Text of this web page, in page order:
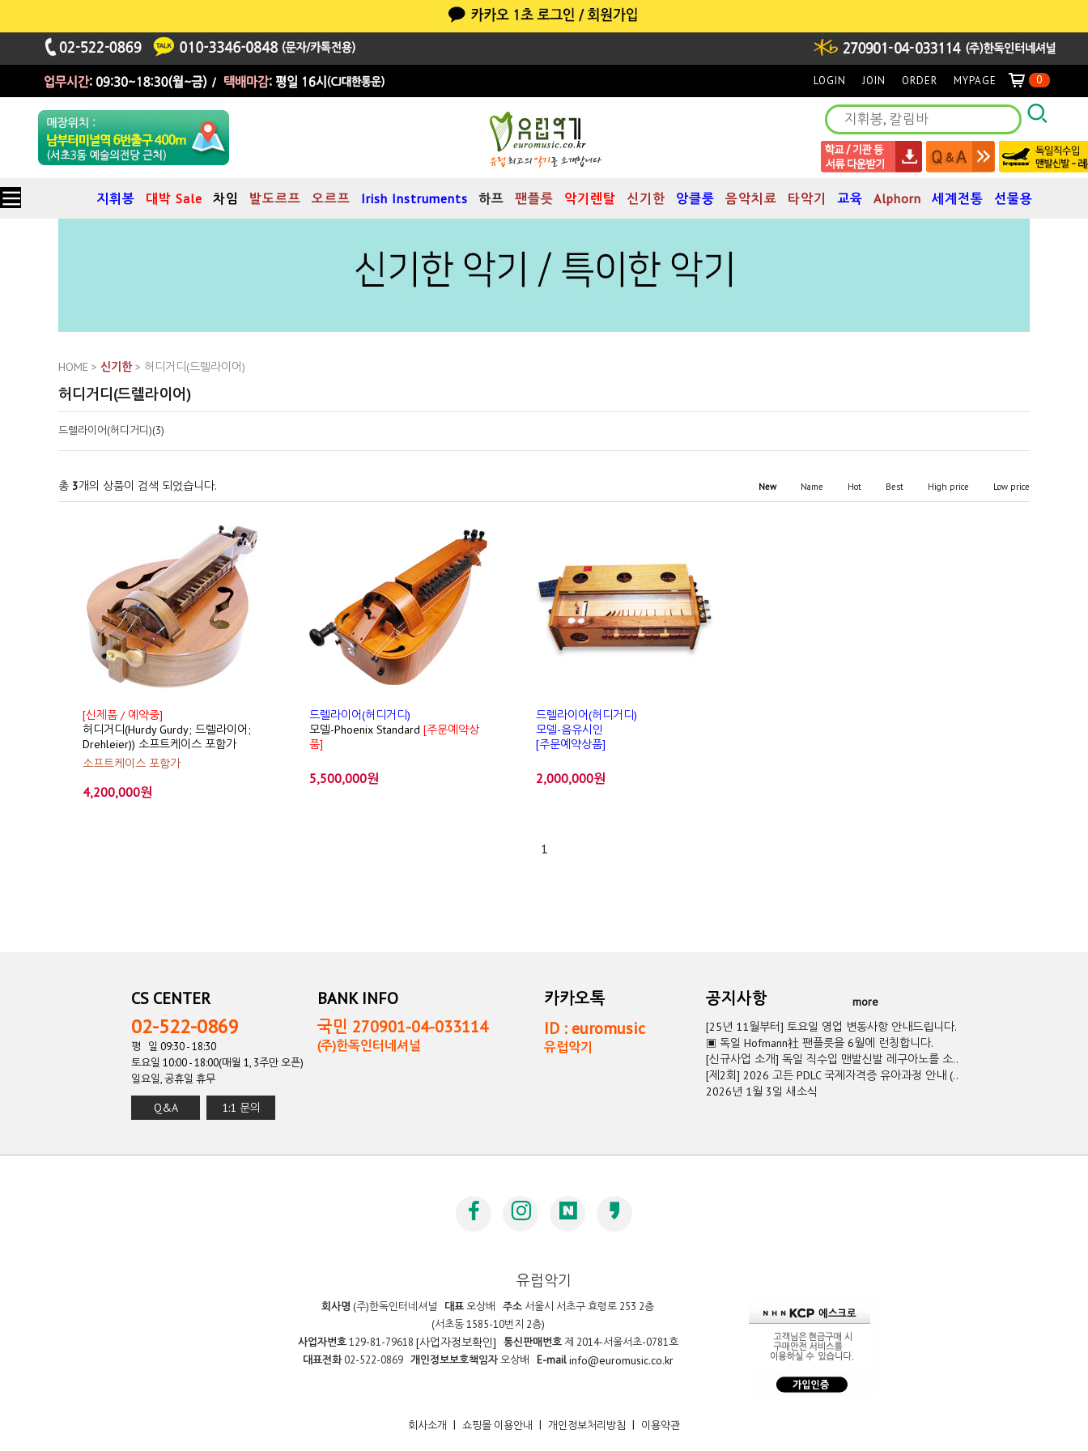
LOGIN JOIN ORDER MYPAGE 0
지휘봉 대박 Sale 차임 발도르프 오르프 Irish Instruments 하프 팬플릇 악기렌탈 신기한 앙클룽 음악치료 타악기 교육 Alphorn 세계전통 선물용
HOME > 신기한 > 허디거디(드렐라이어)
허디거디(드렐라이어)
드렐라이어(허디거디)(3)
총 3개의 상품이 검색 되었습니다. New Name Hot Best High price Low price
[신제품 / 예약중]
허디거디(Hurdy Gurdy; 드렐라이어;
Drehleier)) 소프트케이스 포함가
소프트케이스 포함가
4,200,000원
드렐라이어(허디거디)
모델-Phoenix Standard [주문예약상
품]
5,500,000원
드렐라이어(허디거디)
모델-음유시인
[주문예약상품]
2,000,000원
1
CS CENTER
02-522-0869
평 일 09:30 - 18:30
토요일 10:00 - 18:00(매월 1, 3주만 오픈)
일요일, 공휴일 휴무
Q&A 1:1 문의
BANK INFO
국민 270901-04-033114
(주)한독인터네셔널
카카오톡
ID : euromusic
유럽악기
공지사항
more
[25년 11월부터] 토요일 영업 변동사항 안내드립니다.
▣ 독일 Hofmann社 팬플릇을 6월에 런칭합니다.
[신규사업 소개] 독일 직수입 맨발신발 레구아노를 소..
[제2회] 2026 고든 PDLC 국제자격증 유아과정 안내 (..
2026년 1월 3일 새소식
유럽악기
회사명 (주)한독인터네셔널 대표오상배 주소 서울시 서초구 효령로 253 2층
(서초동 1585-10번지 2층)
사업자번호129-81-79618 [사업자정보확인] 통신판매번호제 2014-서울서초-0781호
대표전화02-522-0869 개인정보보호책임자오상배 E-mail info@euromusic.co.kr
회사소개 | 쇼핑몰 이용안내 | 개인정보처리방침 | 이용약관